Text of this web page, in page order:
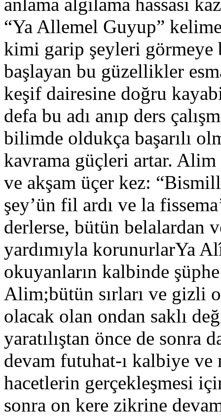
“Ya Allemel Guyup”
kimi garip şeyleri görmeye
başlayan bu güzellikler
keşif dairesine doğru
defa bu adı anıp ders
bilimde oldukça başarılı
kavrama güçleri artar. Alim
ve akşam üçer kez:
şey’ün fil ardı ve la
derlerse, bütün belalardan
yardımıyla korunurlarYa
okuyanların kalbinde
Alim;bütün sırları ve gizli
olacak olan ondan saklı
yaratılıştan önce de
devam futuhat-ı kalbiye
hacetlerin gerçekleşmesi
sonra on kere zikrine